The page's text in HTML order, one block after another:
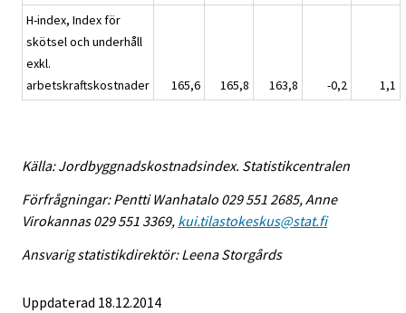
H-index, Index för
skötsel och underhåll
exkl.
arbetskraftskostnader
165,6 165,8 163,8 -0,2 1,1
Källa: Jordbyggnadskostnadsindex. Statistikcentralen
Förfrågningar: Pentti Wanhatalo 029 551 2685, Anne
Virokannas 029 551 3369, kui.tilastokeskus@stat.fi
Ansvarig statistikdirektör: Leena Storgårds
Uppdaterad 18.12.2014